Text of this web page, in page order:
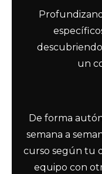
un
De forma
semana a
curso según tu
equipo con